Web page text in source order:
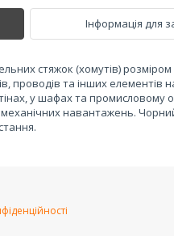
Інформація для
стяжок (хомутів) розміром
проводів та інших елементів
у шафах та промисловому
механічних навантажень.